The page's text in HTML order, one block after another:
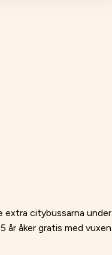
extra citybussarna under
år åker gratis med vuxen